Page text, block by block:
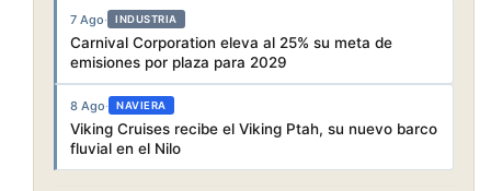
7 Ago· INDUSTRIA
Carnival Corporation eleva al 25% su meta de
emisiones por plaza para 2029
8 Ago· NAVIERA
Viking Cruises recibe el Viking Ptah, su nuevo barco
fluvial en el Nilo